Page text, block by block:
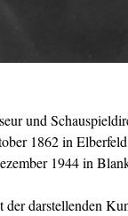
und
1862 in Elberfeld
1944 in
der darstellenden